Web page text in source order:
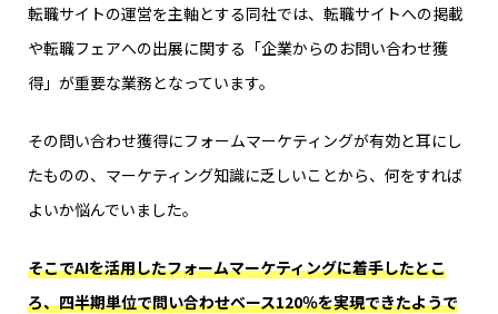
転職サイトの運営を主軸とする同社では、転職サイトへの掲載
や転職フェアへの出展に関する「企業からのお問い合わせ獲
得」が重要な業務となっています。
その問い合わせ獲得にフォームマーケティングが有効と耳にし
たものの、マーケティング知識に乏しいことから、何をすれば
よいか悩んでいました。
そこでAIを活用したフォームマーケティングに着手したとこ
ろ、四半期単位で問い合わせベース120％を実現できたようで